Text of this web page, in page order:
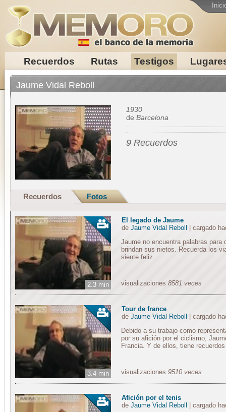
Recuerdos Rutas Testigos
Jaume Vidal Reboll
1930
de Barcelona
9 Recuerdos
Recuerdos Fotos
2.3 min
El legado de Jaume
de Jaume Vidal Reboll
| cargado
Jaume no encuentra palabras
brindan sus nietos. Recuerda los
siente feliz.
visualizaciones 8581 veces
3.4 min
Tour de france
de Jaume Vidal Reboll
| cargado
Debido a su trabajo como
por su afición por el ciclismo,
Francia. Y de ellos, tiene
visualizaciones 9510 veces
Afición por el tenis
de Jaume Vidal Reboll
| cargado